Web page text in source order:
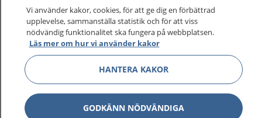
1177–tryggt om din hälsa och vård
På 1177.se får du råd om hälsa och information om
sjukdomar och vilka mottagningar du kan kontakta.
Logga in för att läsa din journal och göra dina
vårdärenden. Ring telefonnummer 1177 för
sjukvårdsrådgivning dygnet runt.
Vi använder kakor, cookies, för att ge dig en förbättrad
upplevelse, sammanställa statistik och för att viss
nödvändig funktionalitet ska fungera på webbplatsen.
Läs mer om hur vi använder kakor
HANTERA KAKOR
GODKÄNN NÖDVÄNDIGA